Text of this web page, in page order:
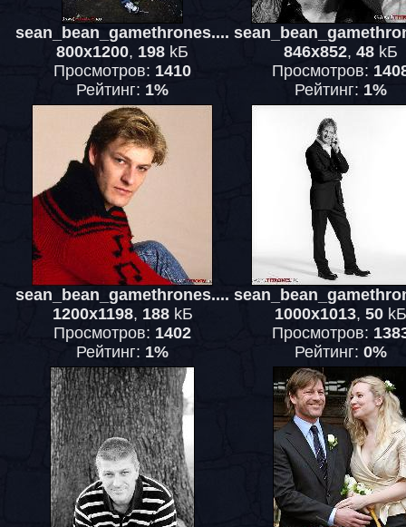
sean_bean_gamethrones....
800x1200, 198 kБ
Просмотров: 1410
Рейтинг: 1%
846x852, 48 kБ
Просмотров:
Рейтинг: 1%
sean_bean_gamethrones....
1200x1198, 188kБ
Просмотров: 1402
Рейтинг: 1%
1000x1013, 50 kБ
Просмотров:
Рейтинг: 0%